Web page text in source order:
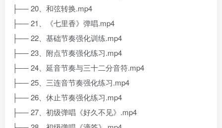
├── 20、和弦转换.mp4
├── 21、《七里香》弹唱.mp4
├── 22、基础节奏强化训练.mp4
├── 23、附点节奏强化练习.mp4
├── 24、延音节奏与三十二分音符.mp4
├── 25、三连音节奏强化练习.mp4
├── 26、休止节奏强化练习.mp4
├── 27、初级弹唱《好久不见》.mp4